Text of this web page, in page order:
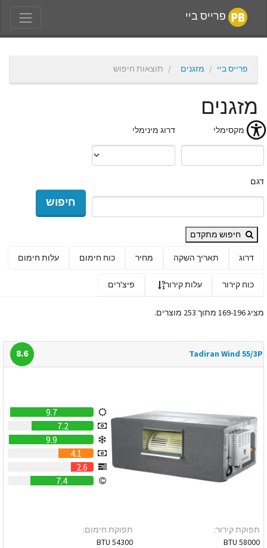
פרייס ביי
פרייס ביי מזגנים תוצאות חיפוש
מזגנים
מחיר מקסימלי דרוג מינימלי
דגם
חיפוש
חיפוש מתקדם
דרוג תאריך השקה מחיר כוח חימום עלות חימום
כוח קירור עלות קירור פיצ'רים
מציג 169-196 מתוך 253 מוצרים.
Tadiran Wind 55/3P
8.6
9.7
7.2
9.9
4.1
2.6
7.4
תפוקת קירור:
58000 BTU
תפוקת חימום:
54300 BTU